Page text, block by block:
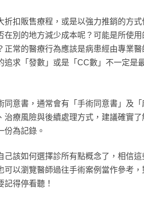
折扣販售療程，或是以強力推銷的方
在別的地方減少成本呢？可能是所使
正常的醫療行為應該是病患經由專業
求「發數」或是「CC數」不一定是
同意書，通常會有「手術同意書」及
治療風險與後續處理方式，建議確實
份為記錄。
己該如何選擇診所有點概念了，相信
可以瀏覽醫師過往手術案例當作參考
得停看聽！